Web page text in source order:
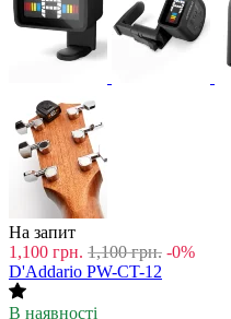
На запит
1,100 грн. 1,100 грн. -0%
D'Addario PW-CT-12
В наявності